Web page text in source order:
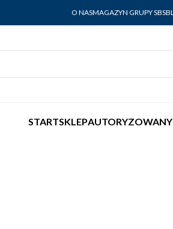
O NASMAGAZYN GRUPY SBS
STARTSKLEPAUTORYZOWANY